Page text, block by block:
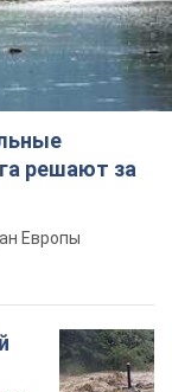
решают за
Европы